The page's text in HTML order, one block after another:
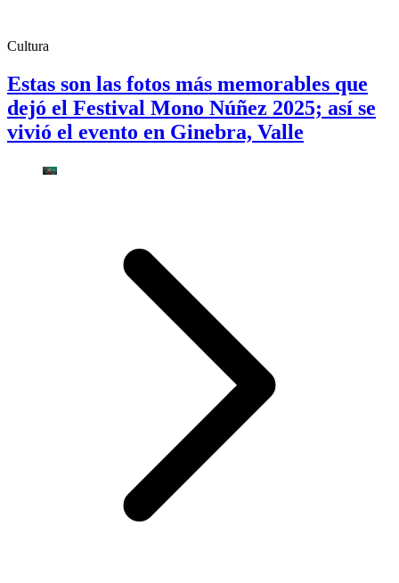
Cultura
Estas son las fotos más memorables que
dejó el Festival Mono Núñez 2025; así se
vivió el evento en Ginebra, Valle